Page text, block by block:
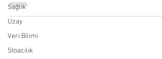
Sağlık
Uzay
Veri Bilimi
Stoacılık